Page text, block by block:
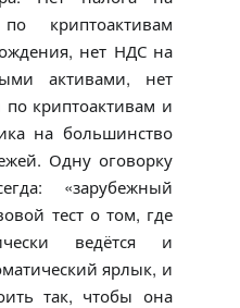
криптоактивам
нет НДС на
активами, нет
криптоактивам и
на большинство
Одну оговорку
«зарубежный
тест о том, где
ведётся и
ярлык, и
так, чтобы она